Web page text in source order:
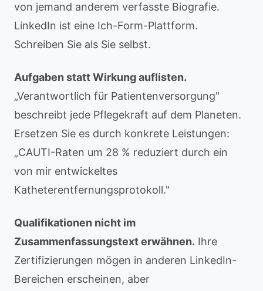
von jemand anderem verfasste Biografie.
LinkedIn ist eine Ich-Form-Plattform.
Schreiben Sie als Sie selbst.
Aufgaben statt Wirkung auflisten.
„Verantwortlich für Patientenversorgung"
beschreibt jede Pflegekraft auf dem Planeten.
Ersetzen Sie es durch konkrete Leistungen:
„CAUTI-Raten um 28 % reduziert durch ein
von mir entwickeltes
Katheterentfernungsprotokoll."
Qualifikationen nicht im
Zusammenfassungstext erwähnen. Ihre
Zertifizierungen mögen in anderen LinkedIn-
Bereichen erscheinen, aber